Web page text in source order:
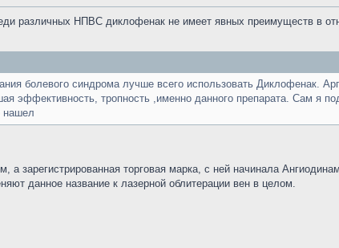
различных НПВС диклофенак не имеет явных преимуществ в
болевого синдрома лучше всего использовать Диклофенак.
эффективность, тропность ,именно данного препарата. Сам я
нашел
а зарегистрированная торговая марка, с ней начинала
данное название к лазерной облитерации вен в целом.